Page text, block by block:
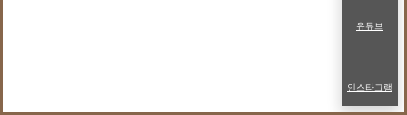
유튜브
인스타그램